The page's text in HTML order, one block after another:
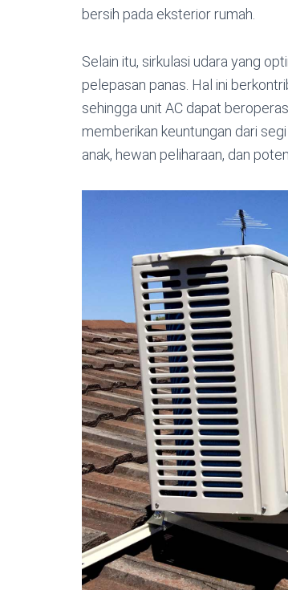
bersih pada eksterior rumah.
Selain itu, sirkulasi udara yang
pelepasan panas. Hal ini
sehingga unit AC dapat
memberikan keuntungan dari
anak, hewan peliharaan, dan